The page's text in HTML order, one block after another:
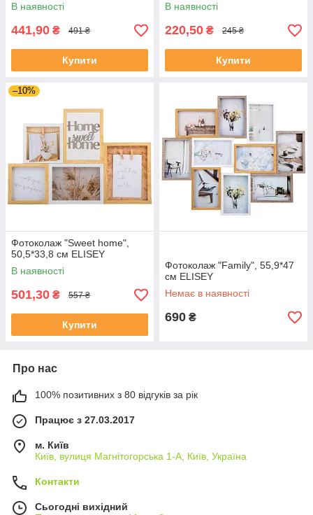
В наявності
441,90 ₴ 491 ₴
Купити
В наявності
220,50 ₴ 245 ₴
Купити
–10%
Фотоколаж "Sweet home",
50,5*33,8 см ELISEY
В наявності
501,30 ₴ 557 ₴
Купити
Фотоколаж "Family", 55,9*47
см ELISEY
Немає в наявності
690 ₴
Про нас
100% позитивних з 80 відгуків за рік
Працює з 27.03.2017
м. Київ
Київ, вулиця Магнітогорська 1-А, Київ, Україна
Контакти
Сьогодні вихідний